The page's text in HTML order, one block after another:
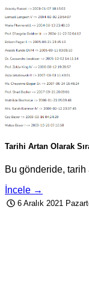
Tarihi Artan Olarak
Bu gönderide, tarih
İncele →
6 Aralık 2021